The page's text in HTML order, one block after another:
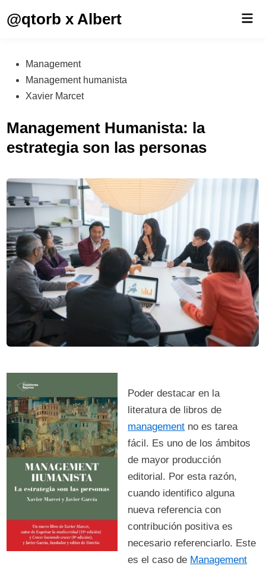
@qtorb x Albert
Publicado
en
Management
Management humanista
Xavier Marcet
Management Humanista: la
estrategia son las personas
Poder destacar en la
literatura de libros de
management no es tarea
fácil. Es uno de los ámbitos
de mayor producción
editorial. Por esta razón,
cuando identifico alguna
nueva referencia con
contribución positiva es
necesario referenciarlo. Este
es el caso de Management